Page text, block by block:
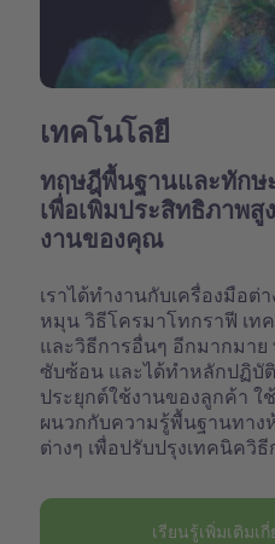
เทคโนโลยี
ทฤษฎีพื้นฐานและทักษ
เพื่อเพิ่มประสิทธิภาพสู
งานของคุณ
เราได้ทำงานกับเครื่องมือต่
หมุน วิธีโครมาโทกราฟี เท
และวิธีการอื่นๆ อีกมากมาย
ซับซ้อน และได้ทำหลักปฏิบั
ประยุกต์ใช้งานของลูกค้า ใ
ผนวกกับความรู้พื้นฐานทาง
ต่างๆ เพื่อปรับปรุงเทคนิควิ
เรียนรู้เพิ่มเติมเ